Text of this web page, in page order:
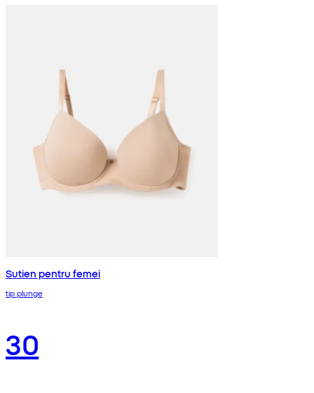
Sutien pentru femei
tip plunge
30